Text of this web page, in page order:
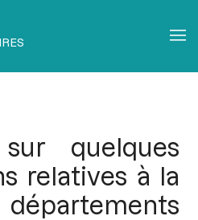
sur quelques
relatives à la
départements